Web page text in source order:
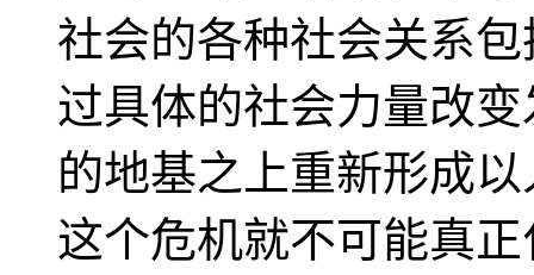
社会的各种社会关系
过具体的社会力量改
的地基之上重新形成
这个危机就不可能真